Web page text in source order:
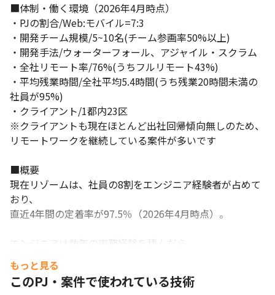
■体制・働く環境（2026年4月時点）
・PJの割合/Web:モバイル=7:3
・開発チーム規模/5~10名(チーム参画率50%以上)
・開発手法/ウォーターフォール、アジャイル・スクラム
・全社リモート率/76%(うちフルリモート43%)
・平均残業時間/全社平均5.4時間(うち残業20時間未満の
社員が95%)
・クライアント/1都内23区
※クライアントも現在ほとんど出社回帰傾向無しのため、
リモートワークを継続している案件が多いです
■概要
現在リゾームは、社員の8割をエンジニア経験者が占めて
おり、
直近4年間の定着率が97.5％（2026年4月時点）。
エンジニアは数年の実務経験を積んだら
転職・ステップアップしていくのが通例のIT業界におい
て、
5年以上勤め続ける社員が多いのは、
もっと見る
このPJ・案件で使われている技術